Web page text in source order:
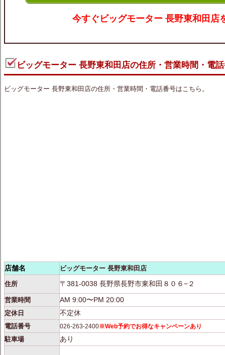
今すぐ ビッグモーター 長野東和田 店
ビッグモーター 長野東和田店の住所・営業時間・電
ビッグモーター 長野東和田店の住所・営業時間・電話番号はこちら。
店舗名 ビッグモーター 長野東和田店
住所 〒381-0038 長野県長野市東和田８０６−２
営業時間 AM 9:00〜PM 20:00
定休日 不定休
電話番号 026-263-2400※Web予約でお得なキャンペーンあり
駐車場 あり